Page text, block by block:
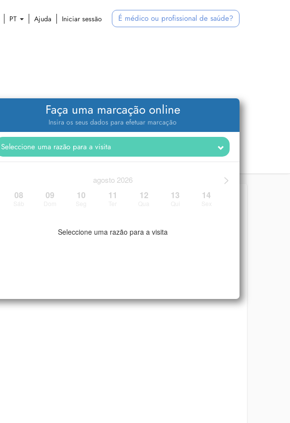
PT Ajuda Iniciar sessão É médico ou profissional de saúde?
Faça uma marcação online
Insira os seus dados para efetuar marcação
>
agosto 2026
08 09 10 11 12 13 14
Seleccione uma razão para a visita